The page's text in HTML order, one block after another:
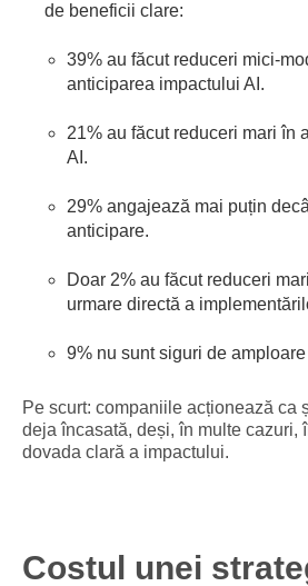
de beneficii clare:
39% au făcut reduceri mici-
anticiparea impactului AI.
21% au făcut reduceri mari în
AI.
29% angajează mai puțin
anticipare.
Doar 2% au făcut reduceri
urmare directă a
9% nu sunt siguri de
Pe scurt: companiile acționează ca
deja încasată, deși, în multe cazuri,
dovada clară a impactului.
Costul unei